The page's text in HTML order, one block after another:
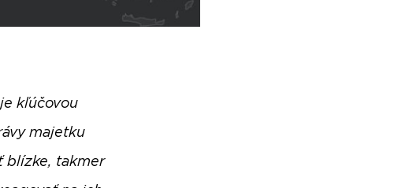
kľúčovou
majetku
blízke, takmer